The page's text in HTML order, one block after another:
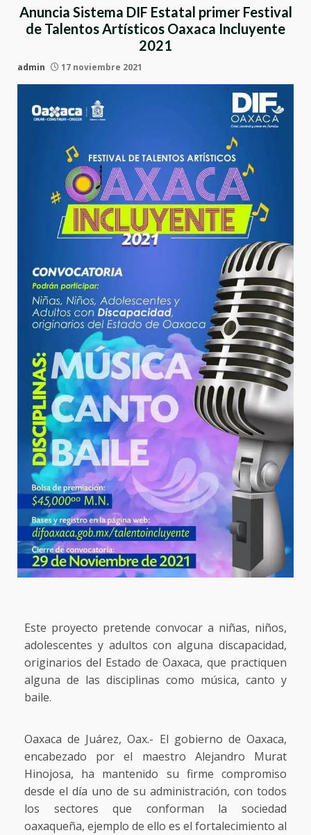
Anuncia Sistema DIF Estatal primer Festival
de Talentos Artísticos Oaxaca Incluyente
2021
admin 17 noviembre 2021
Este proyecto pretende convocar a niñas, niños,
adolescentes y adultos con alguna discapacidad,
originarios del Estado de Oaxaca, que practiquen
alguna de las disciplinas como música, canto y
baile.
Oaxaca de Juárez, Oax.- El gobierno de Oaxaca,
encabezado por el maestro Alejandro Murat
Hinojosa, ha mantenido su firme compromiso
desde el día uno de su administración, con todos
los sectores que conforman la sociedad
oaxaqueña, ejemplo de ello es el fortalecimiento al